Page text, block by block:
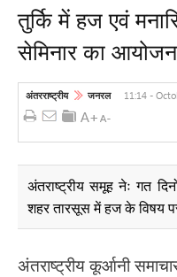
तुर्कि में हज एवं
सेमिनार का आयोजन
अंतरराष्ट्रीय जनरल 11:14 -
अंतराष्ट्रीय समूह नेः गत
शहर तारसूस में हज के विषय
अंतराष्ट्रीय कूर्आनी